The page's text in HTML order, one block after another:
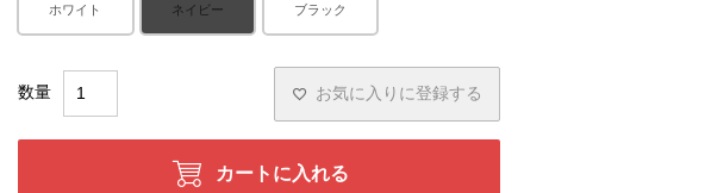
ホワイト ネイビー ブラック
お気に入りに登録する
カートに入れる